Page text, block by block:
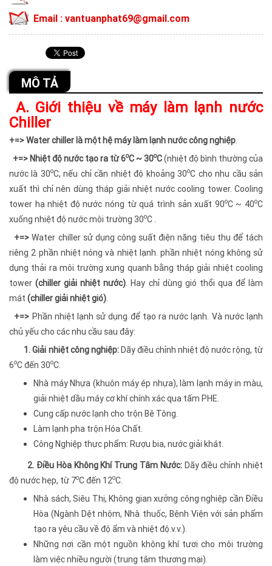
Email : vantuanphat69@gmail.com
MÔ TẢ
A. Giới thiệu về máy làm lạnh nước
Chiller
+=> Water chiller là một hệ máy làm lạnh nước công nghiệp.
+=> Nhiệt độ nước tạo ra từ 6oC ~ 30oC(nhiệt độ bình thường của
nước là 30oC, nếu chỉ cần nhiệt độ khoảng 30oC cho nhu cầu sản
xuất thì chỉ nên dùng tháp giải nhiệt nước cooling tower. Cooling
tower hạ nhiệt độ nước nóng từ quá trình sản xuất 90oC ~ 40oC
xuống nhiệt độ nước môi trường 30oC .
+=>Water chiller sử dụng công suất điện năng tiêu thụ để tách
riêng 2 phần nhiệt nóng và nhiệt lạnh. phần nhiệt nóng không sử
dụng thải ra môi trường xung quanh bằng tháp giải nhiệt cooling
tower(chiller giải nhiệt nước). Hay chỉ dùng gió thổi qua để làm
mát (chiller giải nhiệt gió).
+=> Phần nhiệt lạnh sử dụng để tạo ra nước lạnh. Và nước lạnh
chủ yếu cho các nhu cầu sau đây:
1. Giải nhiệt công nghiệp:Dãy điều chỉnh nhiệt độ nước rộng, từ
6oC đến 30oC.
Nhà máy Nhựa (khuôn máy ép nhựa), làm lạnh máy in màu,
giải nhiệt dầu máy cơ khí chính xác qua tấm PHE.
Cung cấp nước lạnh cho trộn Bê Tông.
Làm lạnh pha trộn Hóa Chất.
Công Nghiệp thực phẩm: Rượu bia, nước giải khát.
2. Điều Hòa Không Khí Trung Tâm Nước:Dãy điều chỉnh nhiệt
độ nước hẹp, từ 7oC đến 12oC.
Nhà sách, Siêu Thị, Không gian xưởng công nghiệp cần Điều
Hòa (Ngành Dệt nhộm, Nhà thuốc, Bệnh Viện với sản phẩm
tạo ra yêu cầu về độ ẩm và nhiệt độ.v.v.).
Những nơi cần một nguồn không khí tươi cho môi trường
làm việc nhiều người (trung tâm thương mại).